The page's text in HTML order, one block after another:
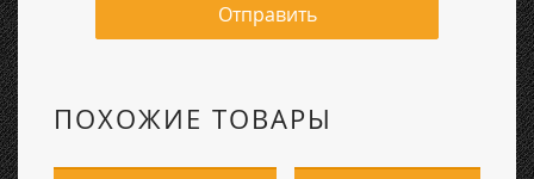
Отправить
ПОХОЖИЕ ТОВАРЫ